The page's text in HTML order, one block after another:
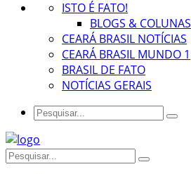
ISTO É FATO!
BLOGS & COLUNAS
CEARÁ BRASIL NOTÍCIAS
CEARÁ BRASIL MUNDO 1
BRASIL DE FATO
NOTÍCIAS GERAIS